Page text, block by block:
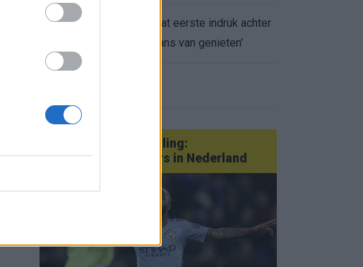
Marcos Leonardo laat eerste indruk achter
bij Ajax: 'Hier gaan fans van genieten'
Van Götze tot Sterling:
statementtransfers in Nederland